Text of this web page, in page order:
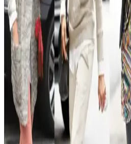
Kot pantolon seçiminde vücut tipi,
önceliklidir. Slim taper ince baldırlar
tarz ve vücut tiplerine hitap eder. Düz
Smart Casual Ayakkabılar:
Uygun Modeller ve Seçenekler
Smart casual ayakkabılar, resmi ve
denge kurar. Desert boots, loaferlar ve
malzeme ve tasarım detaylarıyla farklı
sağlar.
Morjas Ayakkabılarının
Pazar Konumu Üzerine Analiz